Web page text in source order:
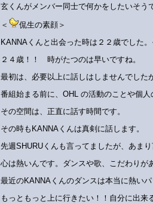
玄くんがメンバー同士で何かをしたいそう
＜
侃生の素顔＞
KANNAくんと出会った時は２２歳でした
２４歳！！ 時がたつのは早いですね。
最初は、必要以上に話しはしませんでした
番組始まる前に、OHL の活動のことや個人
その空間は、正直に話す時間です。
その時もKANNAくんは真剣に話します。
先週SHURUくんも言ってましたが、あま
心は熱いんです。ダンスや歌、こだわりが
最近のKANNAくんのダンスは本当に熱いパ
もっともっと上に行きたい！！自分に出来